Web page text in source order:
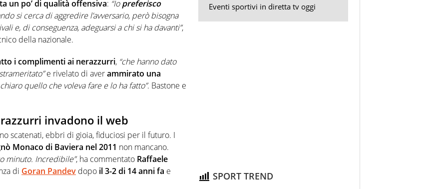
un po’ di qualità offensiva: “Iopreferisco
si cerca di aggredire l’avversario, però bisogna
e, di conseguenza, adeguarsi a chi si ha davanti”,
della nazionale.
i complimenti ai nerazzurri, “che hanno dato
e rivelato di averammirato una
quello che voleva fare e lo ha fatto”. Bastone e
invadono il web
scatenati, ebbri di gioia, fiduciosi per il futuro. I
Monaco di Baviera nel 2011 non mancano.
minuto. Incredibile”, ha commentato Raffaele
di Goran Pandev dopo il 3-2 di 14 anni fa e
Eventi sportivi in diretta tv oggi
SPORT TREND